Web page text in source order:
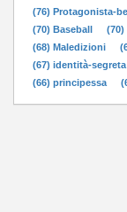
(76) Protagonista-
(70) Baseball
(70)
(68) Maledizioni
(67) identità-segreta
(66) principessa